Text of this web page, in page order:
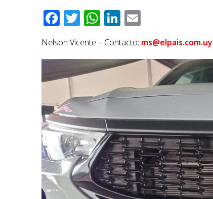
Facebook
Twitter
WhatsApp
LinkedIn
Nelson Vicente – Contacto: ms@elpais.com.uy